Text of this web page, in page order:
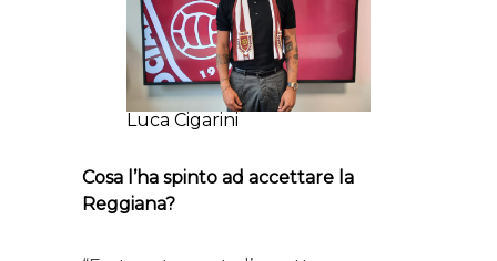
Luca Cigarini
Cosa l’ha spinto ad accettare la
Reggiana?